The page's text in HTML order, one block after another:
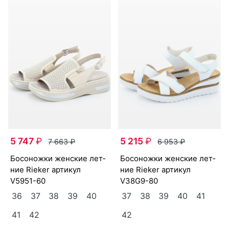
5 747₽ 7 663₽
бо­сонож­ки женс­кие лет­
ние Ri­eker артикул
V5951-60
36 37 38 39
40
41
42
5 215₽ 6 953₽
бо­сонож­ки женс­кие лет­
ние Ri­eker артикул
V38G9-80
37 38 39 40
41
42